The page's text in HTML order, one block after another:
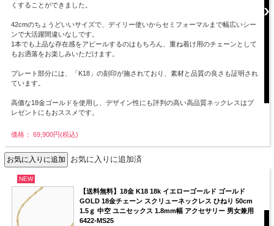
くすることができました。
42cmのちょうどいいサイズで、デイリー使いからセミフォーマルまで幅広いシー
ンで大活躍間違いなしです。
1本でも上品な存在感をアピールするのはもちろん、重ね着け用のチェーンとして
もお洒落をお楽しみいただけます。
プレート部分には、「K18」の刻印が施されており、素材と品質の良さも証明され
ています。
高価な18金ゴールドを使用し、デザイン性にも評判の高い高品質ネックレスはプ
レゼントにもおススメです。
価格： 69,900円(税込)
お気に入りに追加済
NEW
【送料無料】18金 K18 18k イエローゴールド ゴールド
GOLD 18金チェーン スクリューネックレス ひねり 50cm
1.5ｇ 中空 ユニセックス 1.8mm幅 アクセサリー 男女兼用
6422-MS25